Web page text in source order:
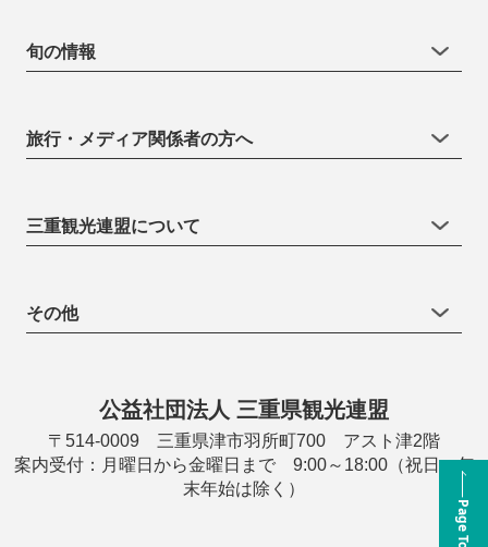
Page Top
旬の情報
旅行・メディア関係者の方へ
三重観光連盟について
その他
公益社団法人 三重県観光連盟
〒514-0009 三重県津市羽所町700 アスト津2階
案内受付：月曜日から金曜日まで 9:00～18:00（祝日・年
末年始は除く）